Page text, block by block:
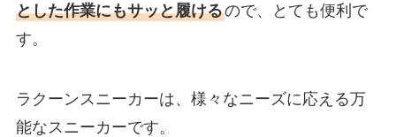
とした作業にもサッと履けるので、とても便利で
す。
ラクーンスニーカーは、様々なニーズに応える万
能なスニーカーです。